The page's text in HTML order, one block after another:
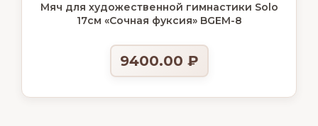
Мяч для художественной гимнастики Solo
17см «Сочная фуксия» BGEM-8
9400.00 ₽